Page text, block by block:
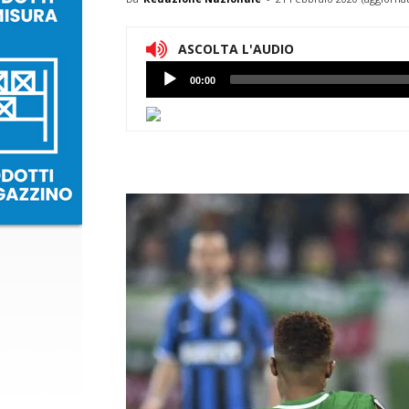
ASCOLTA L'AUDIO
Lettore
Audio
00:00